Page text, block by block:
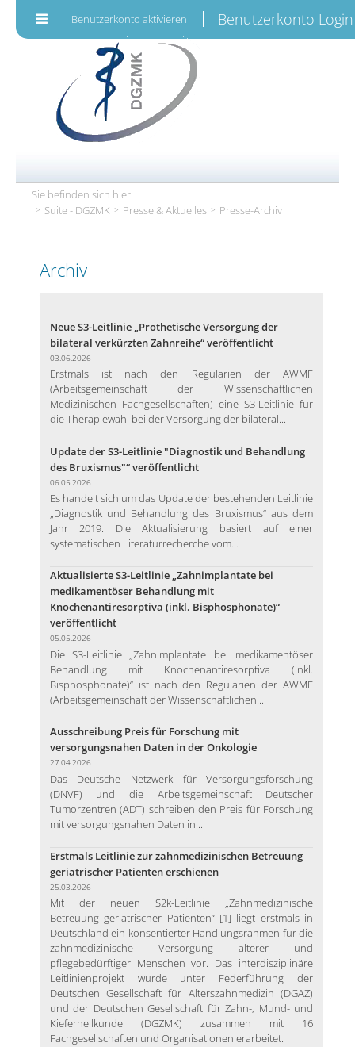
Benutzerkonto aktivieren Benutzerkonto Login
Sie befinden sich hier
Suite - DGZMK
Presse & Aktuelles Presse-Archiv
Archiv
Neue S3-Leitlinie „Prothetische Versorgung der
bilateral verkürzten Zahnreihe“ veröffentlicht
03.06.2026
Erstmals ist nach den Regularien der AWMF
(Arbeitsgemeinschaft der Wissenschaftlichen
Medizinischen Fachgesellschaften) eine S3-Leitlinie für
die Therapiewahl bei der Versorgung der bilateral...
Update der S3-Leitlinie "Diagnostik und Behandlung
des Bruxismus"“ veröffentlicht
06.05.2026
Es handelt sich um das Update der bestehenden Leitlinie
„Diagnostik und Behandlung des Bruxismus“ aus dem
Jahr 2019. Die Aktualisierung basiert auf einer
systematischen Literaturrecherche vom...
Aktualisierte S3-Leitlinie „Zahnimplantate bei
medikamentöser Behandlung mit
Knochenantiresorptiva (inkl. Bisphosphonate)“
veröffentlicht
05.05.2026
Die S3-Leitlinie „Zahnimplantate bei medikamentöser
Behandlung mit Knochenantiresorptiva (inkl.
Bisphosphonate)“ ist nach den Regularien der AWMF
(Arbeitsgemeinschaft der Wissenschaftlichen...
Ausschreibung Preis für Forschung mit
versorgungsnahen Daten in der Onkologie
27.04.2026
Das Deutsche Netzwerk für Versorgungsforschung
(DNVF) und die Arbeitsgemeinschaft Deutscher
Tumorzentren (ADT) schreiben den Preis für Forschung
mit versorgungsnahen Daten in...
Erstmals Leitlinie zur zahnmedizinischen Betreuung
geriatrischer Patienten erschienen
25.03.2026
Mit der neuen S2k-Leitlinie „Zahnmedizinische
Betreuung geriatrischer Patienten“ [1] liegt erstmals in
Deutschland ein konsentierter Handlungsrahmen für die
zahnmedizinische Versorgung älterer und
pflegebedürftiger Menschen vor. Das interdisziplinäre
Leitlinienprojekt wurde unter Federführung der
Deutschen Gesellschaft für Alterszahnmedizin (DGAZ)
und der Deutschen Gesellschaft für Zahn-, Mund- und
Kieferheilkunde (DGZMK) zusammen mit 16
Fachgesellschaften und Organisationen erarbeitet.